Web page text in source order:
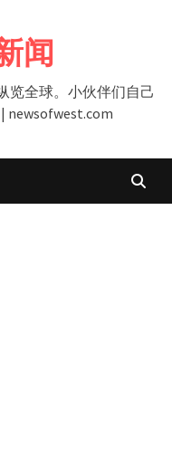
闻
览全球。小伙伴们自己
newsofwest.com